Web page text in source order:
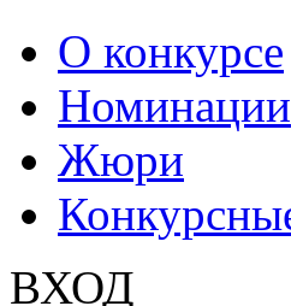
О конкурсе
Номинации
Жюри
ВХОД